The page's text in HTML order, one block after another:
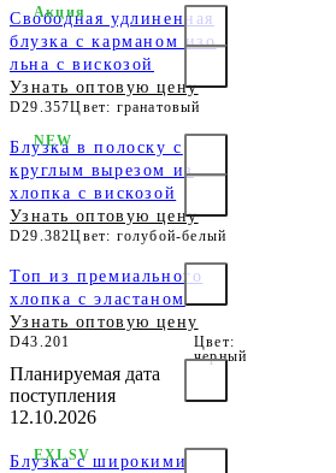
Свободная удлиненная
блузка с карманом изо
льна с вискозой
Узнать оптовую цену
D29.357Цвет: гранатовый
Акция
Блузка в полоску с
круглым вырезом из
хлопка с вискозой
Узнать оптовую цену
D29.382Цвет: голубой-белый
NEW
Топ из премиального
хлопка с эластаном
Планируемая дата
поступления
12.10.2026
Узнать оптовую цену
D43.201
Цвет:
черный
Блузка с широкими
EXLSV